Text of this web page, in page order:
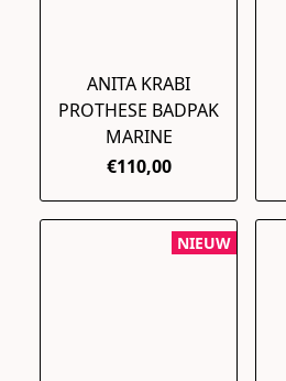
ANITA KRABI
PROTHESE BADPAK
MARINE
€110,00
NIEUW